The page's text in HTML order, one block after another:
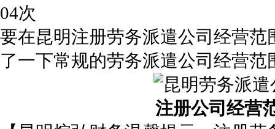
04次
要在昆明注册劳务派遣公司经营
了一下常规的劳务派遣公司经营
注册公司经营